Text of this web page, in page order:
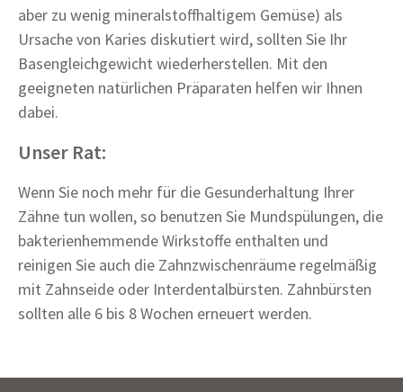
aber zu wenig mineralstoffhaltigem Gemüse) als
Ursache von Karies diskutiert wird, sollten Sie Ihr
Basengleichgewicht wiederherstellen. Mit den
geeigneten natürlichen Präparaten helfen wir Ihnen
dabei.
Unser Rat:
Wenn Sie noch mehr für die Gesunderhaltung Ihrer
Zähne tun wollen, so benutzen Sie Mundspülungen, die
bakterienhemmende Wirkstoffe enthalten und
reinigen Sie auch die Zahnzwischenräume regelmäßig
mit Zahnseide oder Interdentalbürsten. Zahnbürsten
sollten alle 6 bis 8 Wochen erneuert werden.